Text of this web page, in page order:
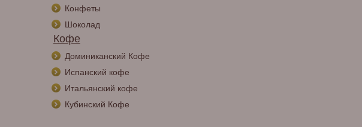
Конфеты
Шоколад
Кофе
Доминиканский Кофе
Испанский кофе
Итальянский кофе
Кубинский Кофе